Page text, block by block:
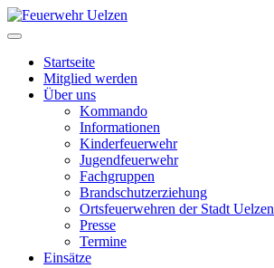
Startseite
Mitglied werden
Über uns
Kommando
Informationen
Kinderfeuerwehr
Jugendfeuerwehr
Fachgruppen
Brandschutzerziehung
Ortsfeuerwehren der Stadt Uelzen
Presse
Termine
Einsätze